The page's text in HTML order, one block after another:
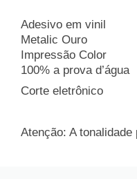
Adesivo em vinil
Metalic Ouro
Impressão Color
100% a prova d’água
Corte eletrônico
Atenção: A